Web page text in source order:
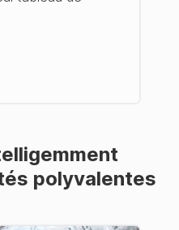
polyvalentes